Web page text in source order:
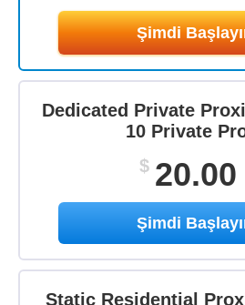
Şimdi
Dedicated Private
10 Private
$ 20.00
Şimdi
Static Residential